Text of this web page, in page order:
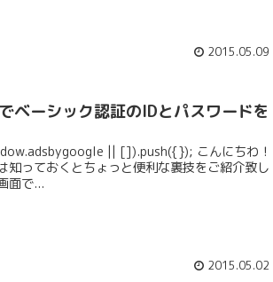
2015.05.09
ベーシック認証のIDとパスワードを
|| []).push({}); こんにちわ！
知っておくとちょっと便利な裏技をご紹介致し
面で...
2015.05.02